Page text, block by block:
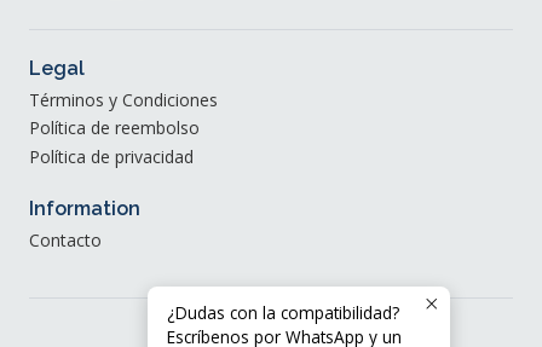
Legal
Términos y Condiciones
Política de reembolso
Política de privacidad
Information
Contacto
¿Dudas con la compatibilidad?
Escríbenos por WhatsApp y un